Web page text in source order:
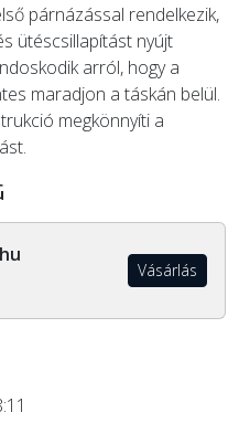
párnázással rendelkezik,
ütéscsillapítást nyújt
arról, hogy a
maradjon a táskán belül.
megkönnyíti a
Vásárlás